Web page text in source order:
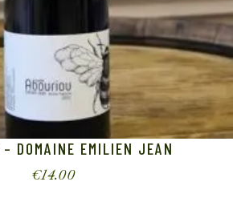
– DOMAINE EMILIEN JEAN
€14.00